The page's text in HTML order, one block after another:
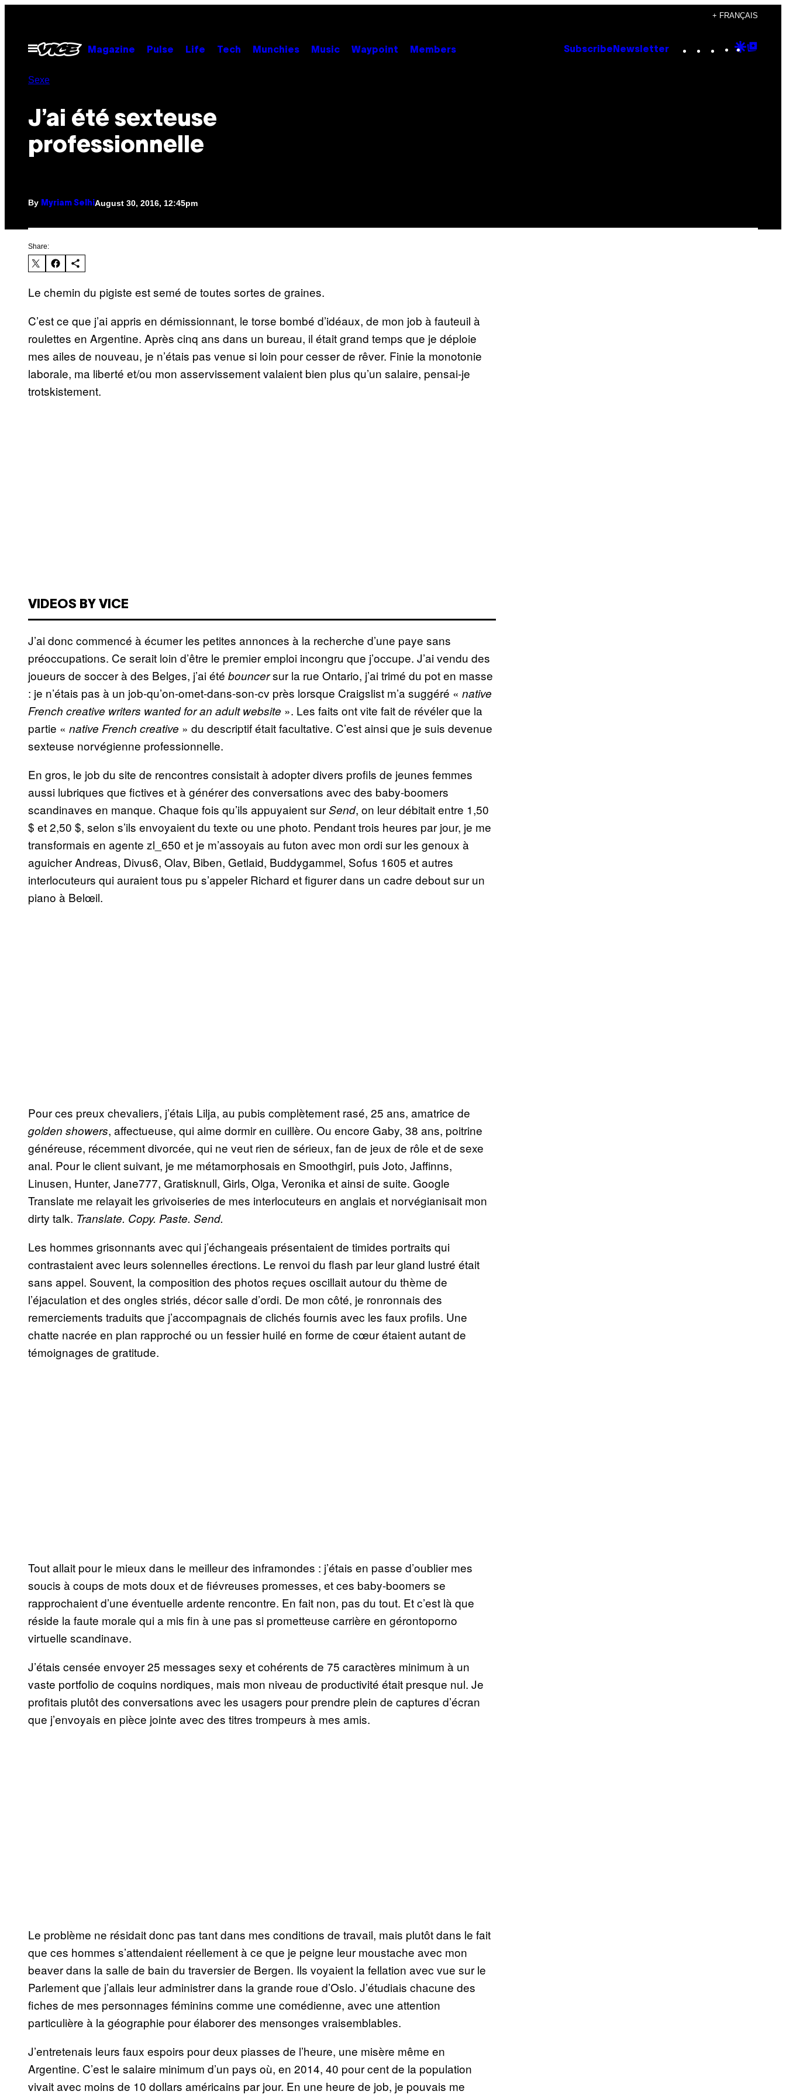
content
+ FRANÇAIS
Open
Menu
Magazine Pulse Life Tech Munchies Music Waypoint Members Subscribe Newsletter Instagram
TikTok
YouTube
Google
Sexe
J’ai été sexteuse
professionnelle
By Myriam Selhi August 30, 2016, 12:45pm
Share:
Le chemin du pigiste est semé de toutes sortes de graines.
C’est ce que j’ai appris en démissionnant, le torse bombé d’idéaux, de mon job à fauteuil à
roulettes en Argentine. Après cinq ans dans un bureau, il était grand temps que je déploie
mes ailes de nouveau, je n’étais pas venue si loin pour cesser de rêver. Finie la monotonie
laborale, ma liberté et/ou mon asservissement valaient bien plus qu’un salaire, pensai-je
trotskistement.
VIDEOS BY VICE
J’ai donc commencé à écumer les petites annonces à la recherche d’une paye sans
préoccupations. Ce serait loin d’être le premier emploi incongru que j’occupe. J’ai vendu des
joueurs de soccer à des Belges, j’ai été bouncersur la rue Ontario, j’ai trimé du pot en masse
: je n’étais pas à un job-qu’on-omet-dans-son-cv près lorsque Craigslist m’a suggéré « native
French creative writers wanted for an adult website ». Les faits ont vite fait de révéler que la
partie « native French creative » du descriptif était facultative. C’est ainsi que je suis devenue
sexteuse norvégienne professionnelle.
En gros, le job du site de rencontres consistait à adopter divers profils de jeunes femmes
aussi lubriques que fictives et à générer des conversations avec des baby-boomers
scandinaves en manque. Chaque fois qu’ils appuyaient surSend, on leur débitait entre 1,50
$ et 2,50 $, selon s’ils envoyaient du texte ou une photo. Pendant trois heures par jour, je me
transformais en agente zl_650 et je m’assoyais au futon avec mon ordi sur les genoux à
aguicher Andreas, Divus6, Olav, Biben, Getlaid, Buddygammel, Sofus 1605 et autres
interlocuteurs qui auraient tous pu s’appeler Richard et figurer dans un cadre debout sur un
piano à Belœil.
Pour ces preux chevaliers, j’étais Lilja, au pubis complètement rasé, 25 ans, amatrice de
golden showers, affectueuse, qui aime dormir en cuillère. Ou encore Gaby, 38 ans, poitrine
généreuse, récemment divorcée, qui ne veut rien de sérieux, fan de jeux de rôle et de sexe
anal. Pour le client suivant, je me métamorphosais en Smoothgirl, puis Joto, Jaffinns,
Linusen, Hunter, Jane777, Gratisknull, Girls, Olga, Veronika et ainsi de suite. Google
Translate me relayait les grivoiseries de mes interlocuteurs en anglais et norvégianisait mon
dirty talk. Translate. Copy. Paste. Send.
Les hommes grisonnants avec qui j’échangeais présentaient de timides portraits qui
contrastaient avec leurs solennelles érections. Le renvoi du flash par leur gland lustré était
sans appel. Souvent, la composition des photos reçues oscillait autour du thème de
l’éjaculation et des ongles striés, décor salle d’ordi. De mon côté, je ronronnais des
remerciements traduits que j’accompagnais de clichés fournis avec les faux profils. Une
chatte nacrée en plan rapproché ou un fessier huilé en forme de cœur étaient autant de
témoignages de gratitude.
Tout allait pour le mieux dans le meilleur des inframondes : j’étais en passe d’oublier mes
soucis à coups de mots doux et de fiévreuses promesses, et ces baby-boomers se
rapprochaient d’une éventuelle ardente rencontre. En fait non, pas du tout. Et c’est là que
réside la faute morale qui a mis fin à une pas si prometteuse carrière en gérontoporno
virtuelle scandinave.
J’étais censée envoyer 25 messages sexy et cohérents de 75 caractères minimum à un
vaste portfolio de coquins nordiques, mais mon niveau de productivité était presque nul. Je
profitais plutôt des conversations avec les usagers pour prendre plein de captures d’écran
que j’envoyais en pièce jointe avec des titres trompeurs à mes amis.
Le problème ne résidait donc pas tant dans mes conditions de travail, mais plutôt dans le fait
que ces hommes s’attendaient réellement à ce que je peigne leur moustache avec mon
beaver dans la salle de bain du traversier de Bergen. Ils voyaient la fellation avec vue sur le
Parlement que j’allais leur administrer dans la grande roue d’Oslo. J’étudiais chacune des
fiches de mes personnages féminins comme une comédienne, avec une attention
particulière à la géographie pour élaborer des mensonges vraisemblables.
J’entretenais leurs faux espoirs pour deux piasses de l’heure, une misère même en
Argentine. C’est le salaire minimum d’un pays où, en 2014, 40 pour cent de la population
vivait avec moins de 10 dollars américains par jour. En une heure de job, je pouvais me